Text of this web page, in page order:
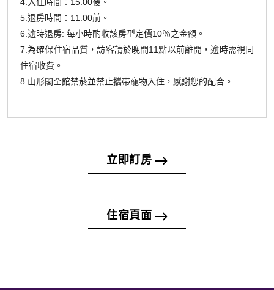
4.入住時間：15:00後。
5.退房時間：11:00前。
6.逾時退房: 每小時酌收該房型定價10％之金額。
7.為確保住宿品質，訪客請於晚間11點以前離開，逾時需視同
住宿收費。
8.山形閣全館禁菸並禁止攜帶寵物入住，感謝您的配合。
立即訂房
住宿頁面